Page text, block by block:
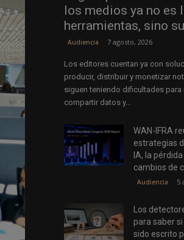
los medios ya no es
herramientas, sino
Audiencia 7 agosto, 2026
Los editores cuentan ya con
producir, distribuir y monetizar
siguen teniendo dificultades para
compartir datos y...
WAN-IFRA
estrategias
IA, la
cambios de
Audiencia 5
Los
para saber
sido escrito